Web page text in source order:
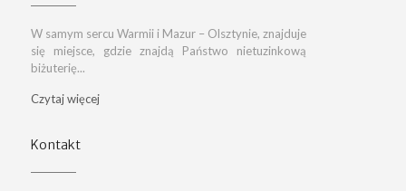
W samym sercu Warmii i Mazur – Olsztynie, znajduje
się miejsce, gdzie znajdą Państwo nietuzinkową
biżuterię...
Czytaj więcej
Kontakt